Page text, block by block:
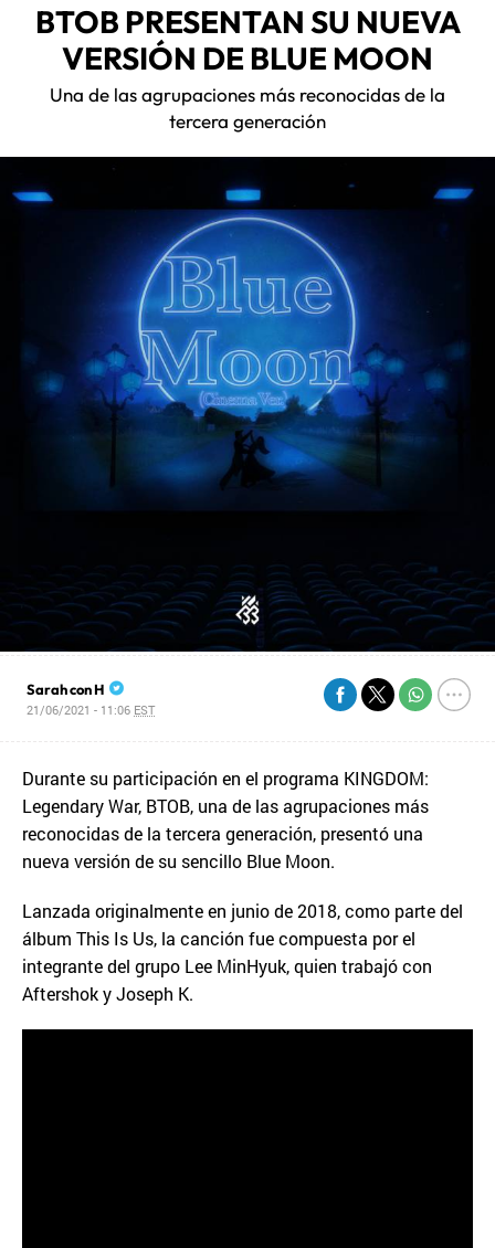
BTOB PRESENTAN SU NUEVA
VERSIÓN DE BLUE MOON
Una de las agrupaciones más reconocidas de la
tercera generación
Sarah con H
21/06/2021 - 11:06 EST
Durante su participación en el programa KINGDOM:
Legendary War, BTOB, una de las agrupaciones más
reconocidas de la tercera generación, presentó una
nueva versión de su sencillo Blue Moon.
Lanzada originalmente en junio de 2018, como parte del
álbum This Is Us, la canción fue compuesta por el
integrante del grupo Lee MinHyuk, quien trabajó con
Aftershok y Joseph K.